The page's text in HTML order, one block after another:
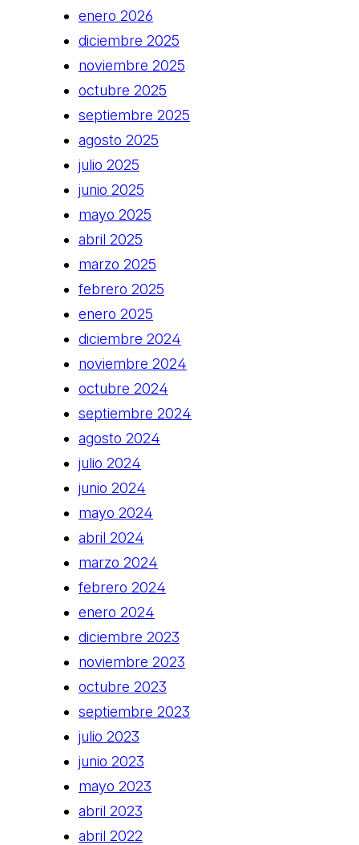
enero 2026
diciembre 2025
noviembre 2025
octubre 2025
septiembre 2025
agosto 2025
julio 2025
junio 2025
mayo 2025
abril 2025
marzo 2025
febrero 2025
enero 2025
diciembre 2024
noviembre 2024
octubre 2024
septiembre 2024
agosto 2024
julio 2024
junio 2024
mayo 2024
abril 2024
marzo 2024
febrero 2024
enero 2024
diciembre 2023
noviembre 2023
octubre 2023
septiembre 2023
julio 2023
junio 2023
mayo 2023
abril 2023
abril 2022